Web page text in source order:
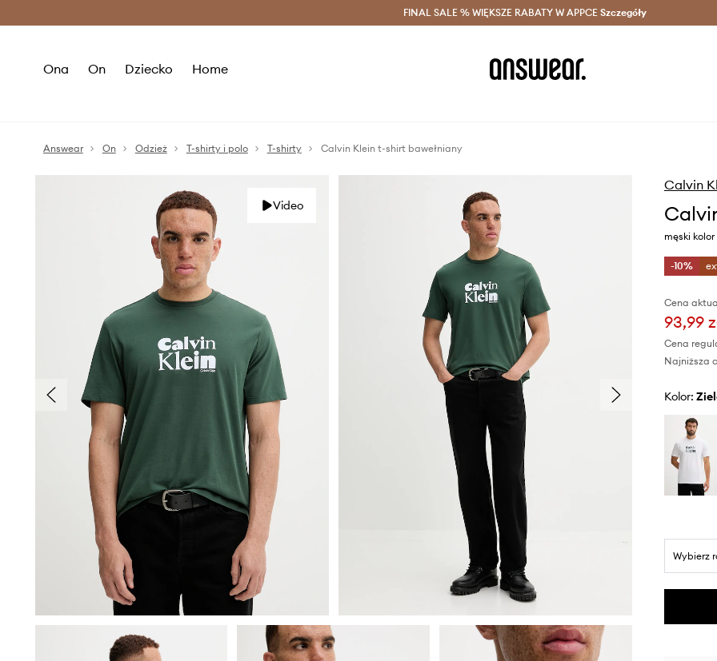
Oszczędzaj z Answear Club > Dostawa nawet w 24h >
FINAL SALE % WIĘKSZE RABATY W APPCE Szczegóły
Ona On Dziecko Home
Answear On Odzież T-shirty i polo T-shirty Calvin Klein t-shirt bawełniany
Video
Calvin
męski
-10%
Cena
93,99
Cena
Najniższa
Kolor:
Wybierz